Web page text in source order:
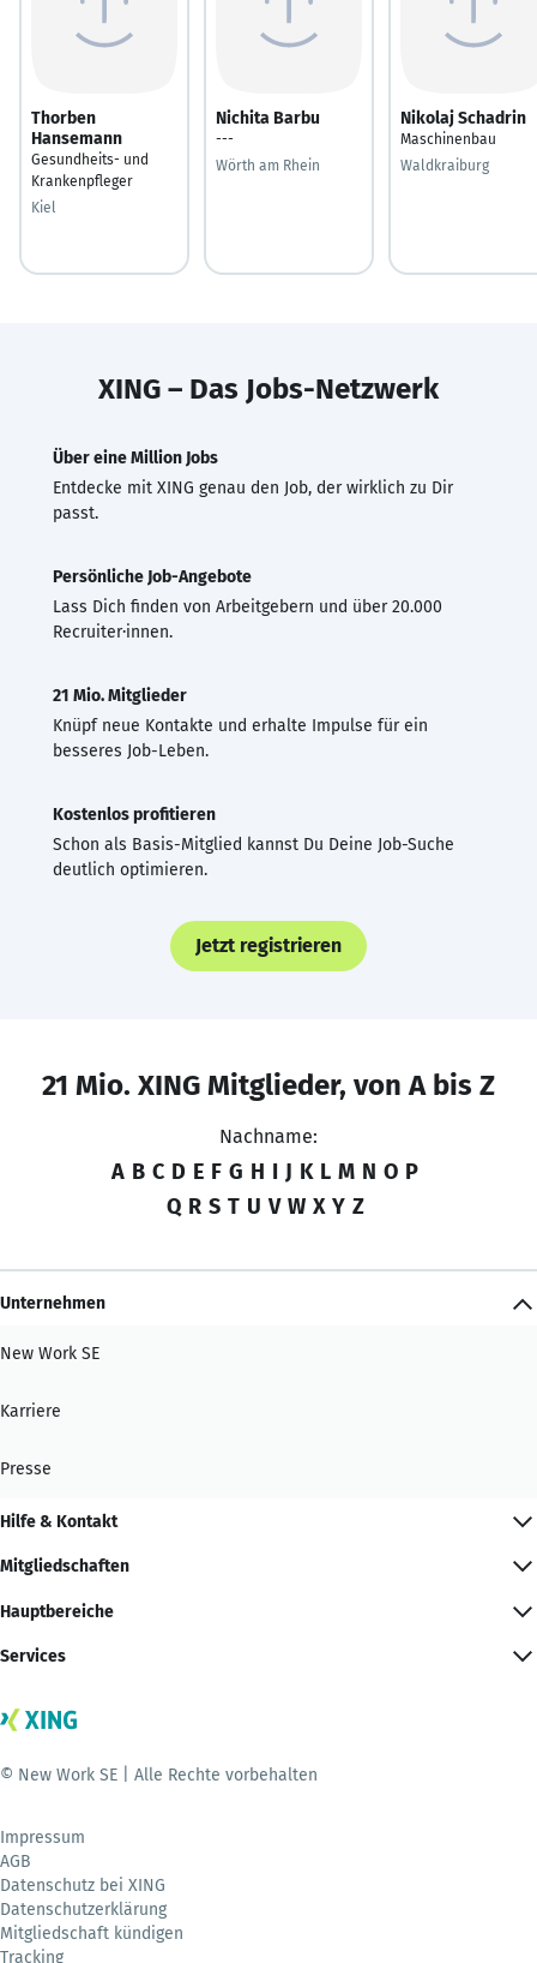
Thorben
Hansemann
Gesundheits- und
Krankenpfleger
Kiel
Nichita Barbu
---
Wörth am Rhein
Nikolaj Schadrin
Maschinenbau
Waldkraiburg
XING – Das Jobs-Netzwerk
Über eine Million Jobs
Entdecke mit XING genau den Job, der wirklich zu Dir
passt.
Persönliche Job-Angebote
Lass Dich finden von Arbeitgebern und über 20.000
Recruiter·innen.
21 Mio. Mitglieder
Knüpf neue Kontakte und erhalte Impulse für ein
besseres Job-Leben.
Kostenlos profitieren
Schon als Basis-Mitglied kannst Du Deine Job-Suche
deutlich optimieren.
Jetzt registrieren
21 Mio. XING Mitglieder, von A bis Z
Nachname:
A B C D E F G H I J K L M N O P
Q R S T U V W X Y Z
Unternehmen
New Work SE
Karriere
Presse
Hilfe & Kontakt
Mitgliedschaften
Hauptbereiche
Services
© New Work SE | Alle Rechte vorbehalten
Impressum
AGB
Datenschutz bei XING
Datenschutzerklärung
Mitgliedschaft kündigen
Tracking